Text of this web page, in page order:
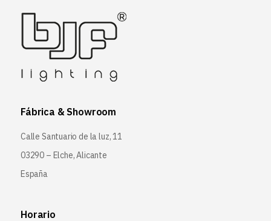
Fábrica & Showroom
Calle Santuario de la luz, 11
03290 – Elche, Alicante
España
Horario